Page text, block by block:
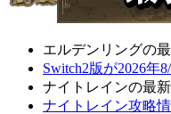
エルデンリングの
Switch2版が2026年
ナイトレインの最
ナイトレイン攻略